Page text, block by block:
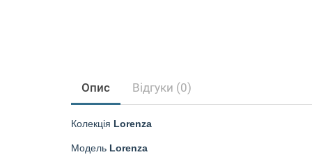
Опис Відгуки (0)
Колекція Lorenza
Модель Lorenza